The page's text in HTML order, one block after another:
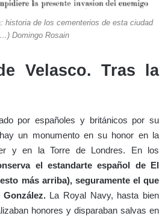
historia de los cementerios de esta ciudad
Domingo Rosain
Velasco. Tras la
por españoles y británicos por su
un monumento en su honor en la
y en la Torre de Londres. En los
el estandarte español de El
más arriba), seguramente el que
La Royal Navy, hasta bien
honores y disparaban salvas en